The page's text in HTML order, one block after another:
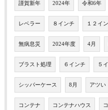
謹賀新年 2024年 令和6年
レベラー ８インチ １２イ
無病息災 2024年度 4月
ブラスト処理 ６インチ ５
シッパーケース 8月 アツい
コンテナ コンテナハウス